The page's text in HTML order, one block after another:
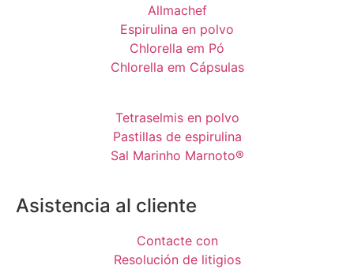
Allmachef
Espirulina en polvo
Chlorella em Pó
Chlorella em Cápsulas
Tetraselmis en polvo
Pastillas de espirulina
Sal Marinho Marnoto®
Asistencia al cliente
Contacte con
Resolución de litigios